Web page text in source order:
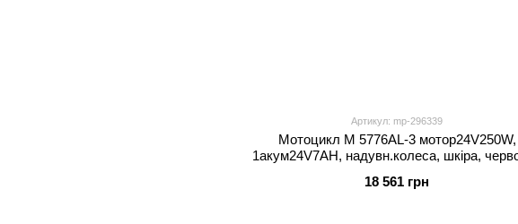
Артикул: mp-296339
Мотоцикл M 5776AL-3 мотор24V250W,
1акум24V7AH, надувн.колеса, шкіра,
18 561 грн